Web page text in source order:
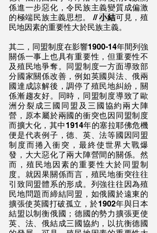
係進一步惡化，令民族主義變質成偏激
的極端民族主義思想。 // 小結可見，殖
民地因素的重要性大於民族主義。
其二，同盟制度在影響1900-14年間列強
關係一事上也具有重要性，但重要性不
及殖民地爭奪。同盟制度一方面導致部
分國家關係改善，例如英國與法、俄兩
國達成諒解後，調停了殖民地糾紛，關
係漸趨友好。同時，同盟制度導致了歐
洲分裂成三國同盟及三國協約兩大陣
營，原本屬於兩國的衝突也因同盟制度
而擴大化，其中1914年的塞拉耶佛危機
便是代表例子，德、英、法等國因同盟
制度而捲入衝突，最終使世界大戰爆
發，大大惡化了兩大陣營間的關係。然
而，殖民地因素的重要性大於同盟制
度。就因果關係而言，殖民地衝突往往
引致同盟體系的形成。列強往往因為殖
民地問題而締結同盟，如俄國於遠東的
擴張使英國打破孤立，於1902年與日本
結盟以制衡俄國；德國的勢力擴張更使
英、法、俄結成三國協約，以抗衡德國